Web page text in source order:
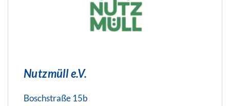
Nutzmüll e.V.
Boschstraße 15b